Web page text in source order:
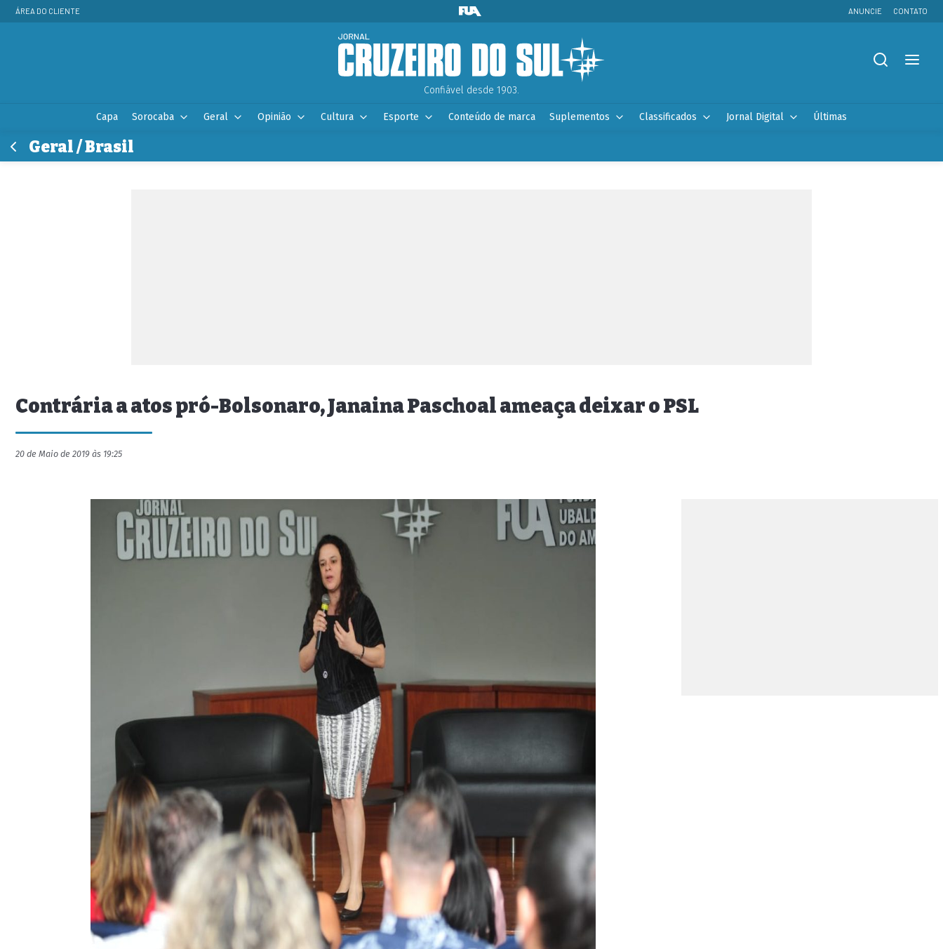
ÁREA DO CLIENTE ANUNCIE CONTATO
Confiável desde 1903.
Capa Sorocaba Geral Opinião Cultura Esporte Conteúdo de marca Suplementos Classificados Jornal Digital Últimas
Geral / Brasil
Contrária a atos pró-Bolsonaro, Janaina Paschoal ameaça deixar o PSL
20 de Maio de 2019 às 19:25